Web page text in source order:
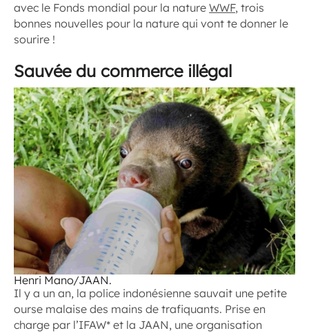
avec le Fonds mondial pour la nature WWF, trois
bonnes nouvelles pour la nature qui vont te donner le
sourire !
Sauvée du commerce illégal
Henri Mano/JAAN.
Il y a un an, la police indonésienne sauvait une petite
ourse malaise des mains de trafiquants. Prise en
charge par l’IFAW* et la JAAN, une organisation